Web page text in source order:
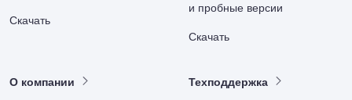
Скачать
и пробные версии
Скачать
О компании Техподдержка